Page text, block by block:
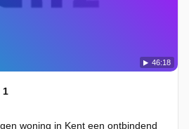
46:18
1
woning in Kent een ontbindend